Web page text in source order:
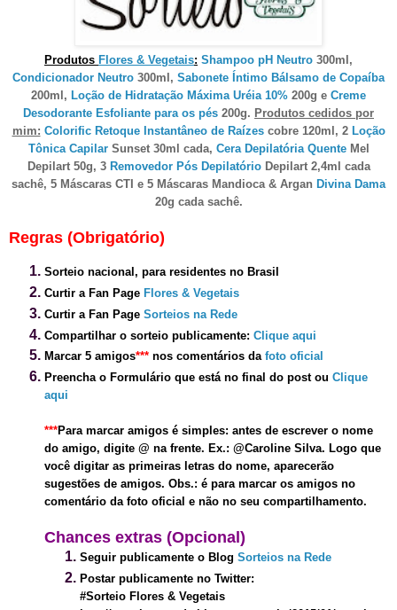
Produtos Flores & Vegetais: Shampoo pH Neutro 300ml,
Condicionador Neutro 300ml, Sabonete Íntimo Bálsamo de Copaíba
200ml, Loção de Hidratação Máxima Uréia 10% 200g e Creme
Desodorante Esfoliante para os pés 200g. Produtos cedidos por
mim: Colorific Retoque Instantâneo de Raízescobre 120ml, 2 Loção
Tônica CapilarSunset 30ml cada, Cera Depilatória QuenteMel
Depilart 50g, 3 Removedor Pós DepilatórioDepilart 2,4ml cada
sachê, 5 Máscaras CTI e 5 Máscaras Mandioca & Argan Divina Dama
20g cada sachê.
Regras (Obrigatório)
Sorteio nacional, para residentes no Brasil
Curtir a Fan Page Flores & Vegetais
Curtir a Fan Page Sorteios na Rede
Compartilhar o sorteio publicamente: Clique aqui
Marcar 5 amigos*** nos comentários da foto oficial
Preencha o Formulário que está no final do post ou Clique
aqui
***Para marcar amigos é simples: antes de escrever o nome
do amigo, digite @ na frente. Ex.: @Caroline Silva. Logo que
você digitar as primeiras letras do nome, aparecerão
sugestões de amigos. Obs.: é para marcar os amigos no
comentário da foto oficial e não no seu compartilhamento.
Chances extras (Opcional)
Seguir publicamente o Blog Sorteios na Rede
Postar publicamente no Twitter:
#Sorteio Flores & Vegetais